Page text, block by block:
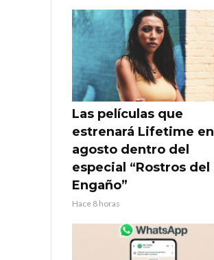
Las películas que
estrenará Lifetime en
agosto dentro del
especial “Rostros del
Engaño”
Hace 8 horas